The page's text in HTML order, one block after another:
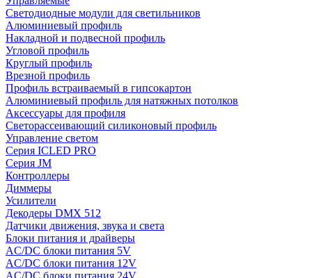
Светодиодные модули для светильников
Алюминиевый профиль
Накладной и подвесной профиль
Угловой профиль
Круглый профиль
Врезной профиль
Профиль встраиваемый в гипсокартон
Алюминиевый профиль для натяжных потолков
Аксессуары для профиля
Светорассеивающий силиконовый профиль
Управление светом
Серия ICLED PRO
Серия JM
Контроллеры
Диммеры
Усилители
Декодеры DMX 512
Датчики движения, звука и света
Блоки питания и драйверы
AC/DC блоки питания 5V
AC/DC блоки питания 12V
AC/DC блоки питания 24V